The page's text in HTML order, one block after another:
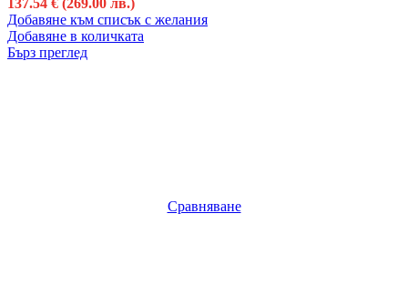
Добавяне към списък с желания
Добавяне в количката
Бърз преглед
Сравняване